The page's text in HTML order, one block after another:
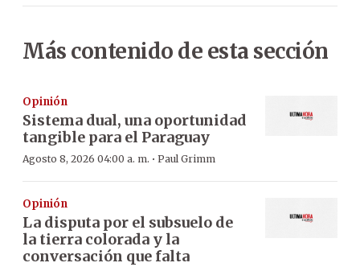
Más contenido de esta sección
Opinión
Sistema dual, una oportunidad
tangible para el Paraguay
Agosto 8, 2026 04:00 a. m. · Paul Grimm
Opinión
La disputa por el subsuelo de
la tierra colorada y la
conversación que falta